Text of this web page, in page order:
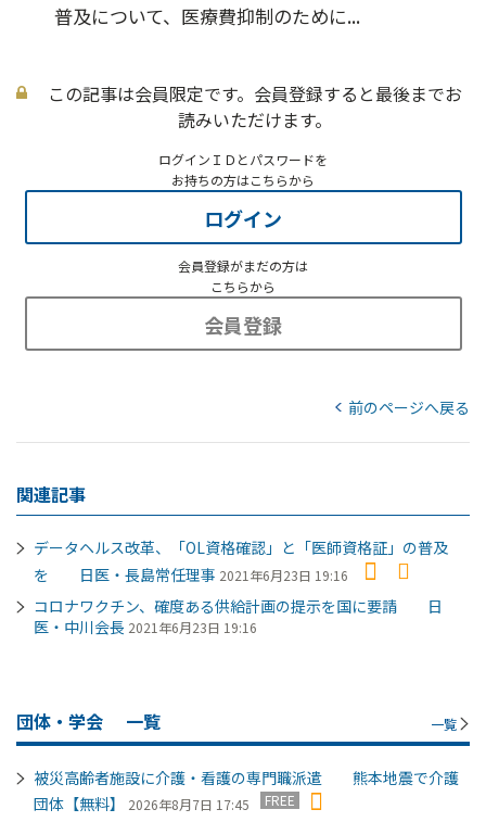
普及について、医療費抑制のために...
この記事は会員限定です。会員登録すると最後までお
読みいただけます。
ログインＩＤとパスワードを
お持ちの方はこちらから
ログイン
会員登録がまだの方は
こちらから
会員登録
前のページへ戻る
関連記事
データヘルス改革、「OL資格確認」と「医師資格証」の普及
を 日医・長島常任理事 2021年6月23日 19:16
コロナワクチン、確度ある供給計画の提示を国に要請 日
医・中川会長 2021年6月23日 19:16
団体・学会 一覧 一覧
被災高齢者施設に介護・看護の専門職派遣 熊本地震で介護
団体【無料】
2026年8月7日 17:45 FREE